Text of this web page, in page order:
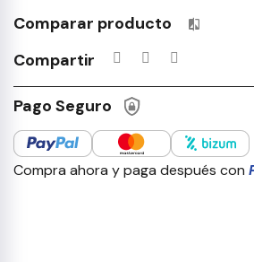
Comparar producto
Compartir
Pago Seguro
Compra ahora y paga después con